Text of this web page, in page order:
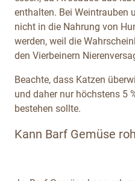
enthalten. Bei Weintrauben
nicht in die Nahrung von
werden, weil die
den Vierbeinern
Beachte, dass Katzen
und daher nur höchstens 5
bestehen sollte.
Kann Barf Gemüse